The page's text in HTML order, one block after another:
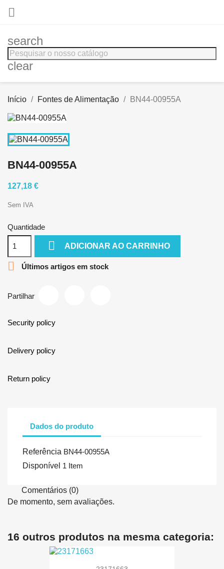

search
clear
Início Fontes de Alimentação BN44-00955A
BN44-00955A
127,18 €
Sem IVA
Quantidade
 ADICIONAR AO CARRINHO
 Últimos artigos em stock
Partilhar
Security policy
Delivery policy
Return policy
Dados do produto
Referência BN44-00955A
Disponível 1 Item
Comentários (0)
De momento, sem avaliações.
16 outros produtos na mesma categoria: